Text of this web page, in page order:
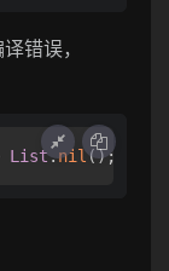
错误，
List.nil();